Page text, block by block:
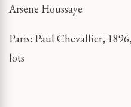
Arsene Houssaye
Paris: Paul Chevallier,
lots